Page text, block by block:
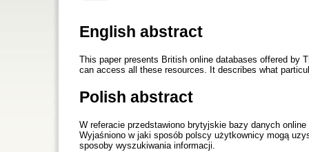
English abstract
This paper presents British online databases offered by
can access all these resources. It describes what
Polish abstract
W referacie przedstawiono brytyjskie bazy danych
Wyjaśniono w jaki sposób polscy użytkownicy mogą
sposoby wyszukiwania informacji.